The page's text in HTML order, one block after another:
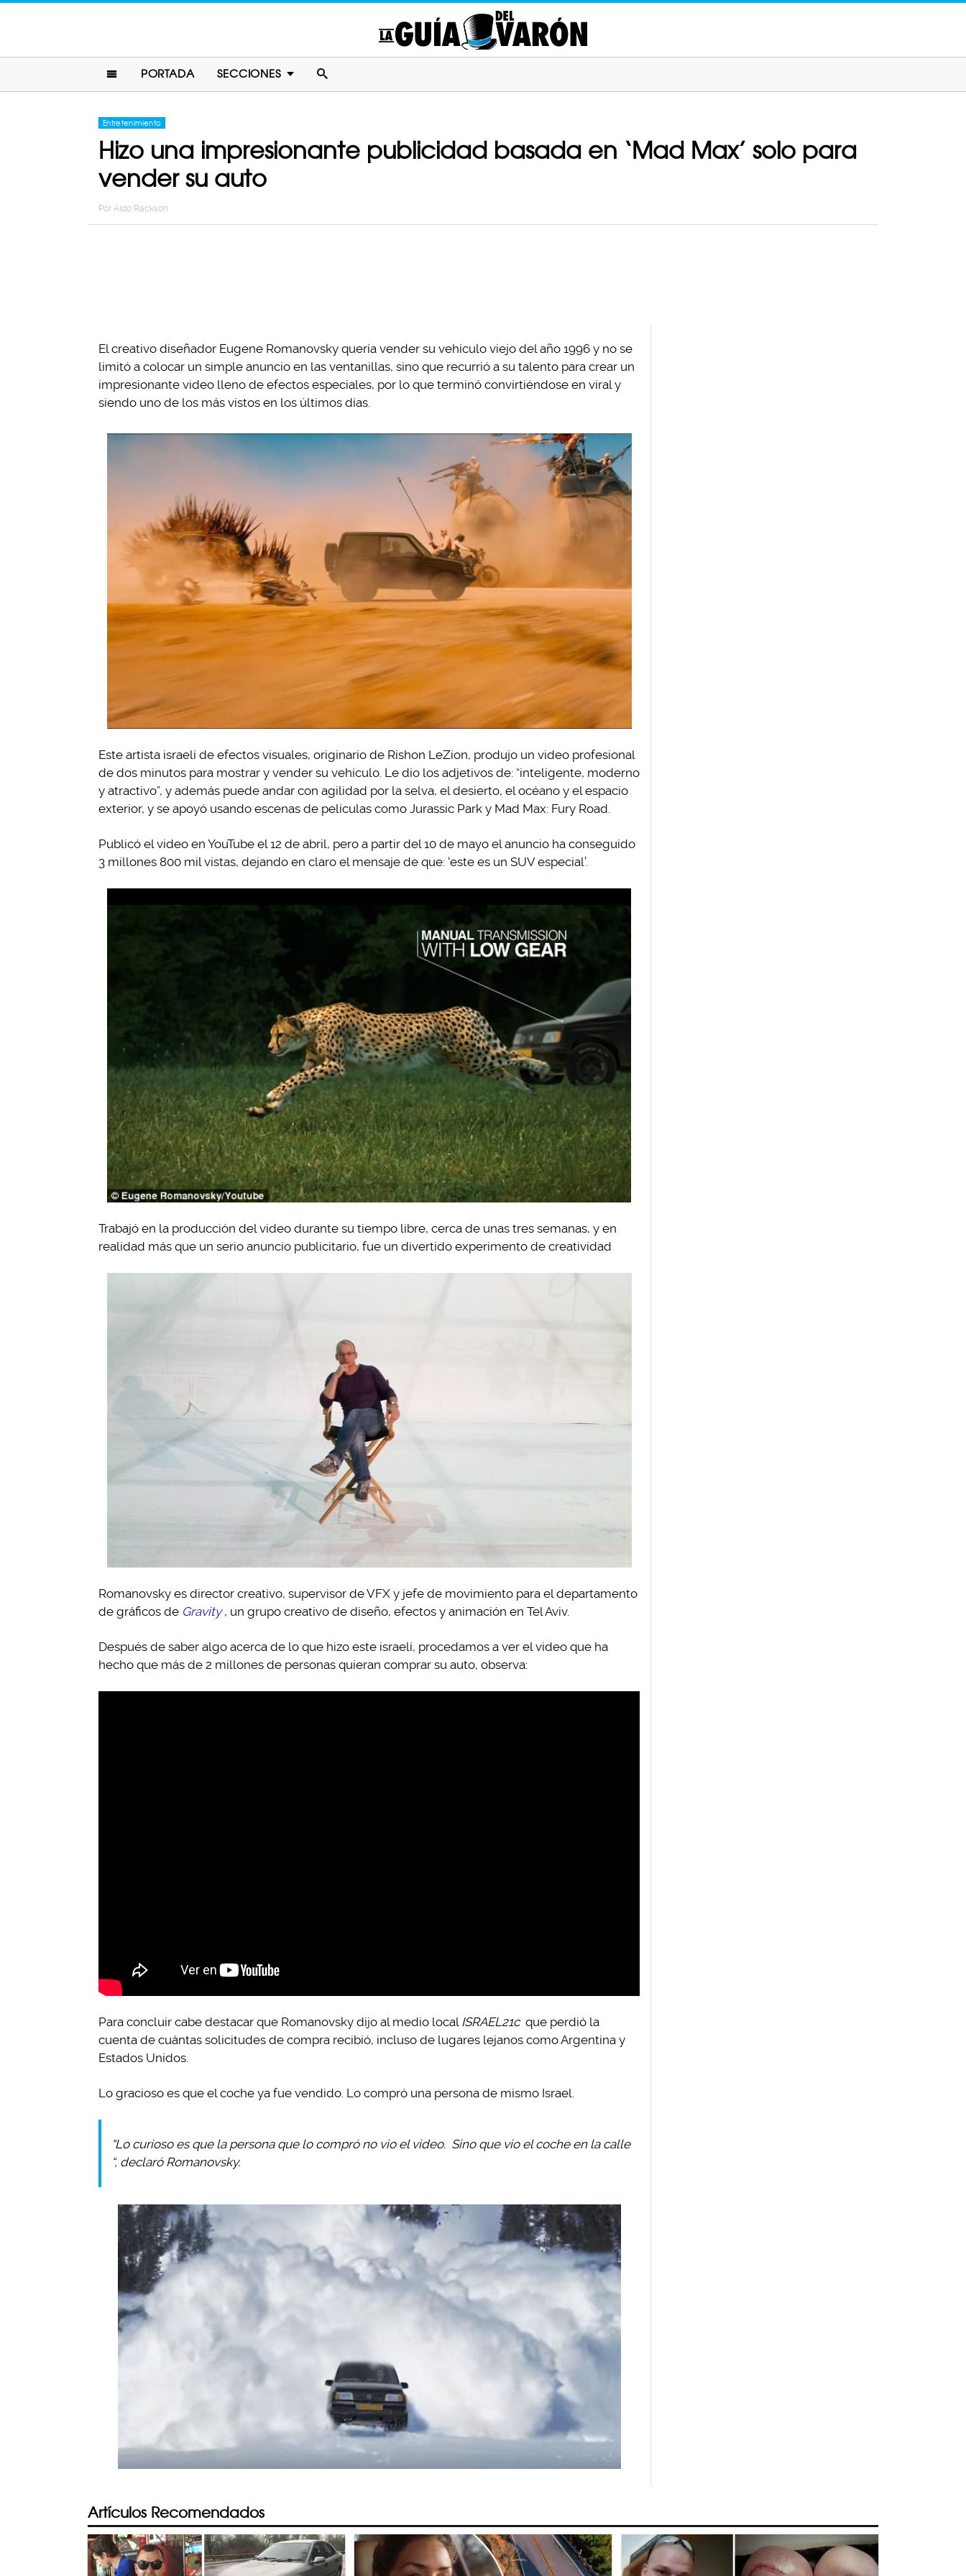
PORTADA SECCIONES
Entretenimiento
Hizo una impresionante publicidad basada en ‘Mad Max’ solo para
vender su auto
Por Aldo Rackson
El creativo diseñador Eugene Romanovsky quería vender su vehículo viejo del año 1996 y no se
limitó a colocar un simple anuncio en las ventanillas, sino que recurrió a su talento para crear un
impresionante video lleno de efectos especiales, por lo que terminó convirtiéndose en viral y
siendo uno de los más vistos en los últimos días.
Este artista israelí de efectos visuales, originario de Rishon LeZion, produjo un video profesional
de dos minutos para mostrar y vender su vehículo. Le dio los adjetivos de: “inteligente, moderno
y atractivo”, y además puede andar con agilidad por la selva, el desierto, el océano y el espacio
exterior, y se apoyó usando escenas de películas como Jurassic Park y Mad Max: Fury Road.
Publicó el video en YouTube el 12 de abril, pero a partir del 10 de mayo el anuncio ha conseguido
3 millones 800 mil vistas, dejando en claro el mensaje de que: ‘este es un SUV especial’.
Trabajó en la producción del video durante su tiempo libre, cerca de unas tres semanas, y en
realidad más que un serio anuncio publicitario, fue un divertido experimento de creatividad
Romanovsky es director creativo, supervisor de VFX y jefe de movimiento para el departamento
de gráficos de Gravity , un grupo creativo de diseño, efectos y animación en Tel Aviv.
Después de saber algo acerca de lo que hizo este israelí, procedamos a ver el video que ha
hecho que más de 2 millones de personas quieran comprar su auto, observa:
Para concluir cabe destacar que Romanovsky dijo al medio local ISRAEL21c que perdió la
cuenta de cuántas solicitudes de compra recibió, incluso de lugares lejanos como Argentina y
Estados Unidos.
Lo gracioso es que el coche ya fue vendido. Lo compró una persona de mismo Israel.
“Lo curioso es que la persona que lo compró no vio el video. Sino que vio el coche en la calle
“, declaró Romanovsky.
Artículos Recomendados